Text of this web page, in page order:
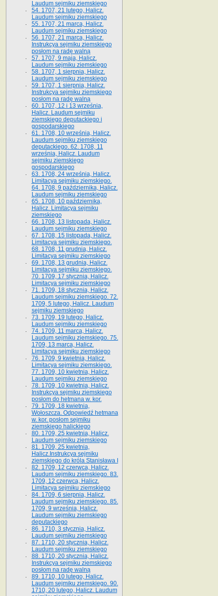
Laudum sejmiku ziemskiego
54. 1707, 21 lutego, Halicz.
Laudum sejmiku ziemskiego
55. 1707, 21 marca, Halicz.
Laudum sejmiku ziemskiego
56. 1707, 21 marca, Halicz.
Instrukcya sejmiku ziemskiego
posłom na radę walną
57. 1707, 9 maja, Halicz.
Laudum sejmiku ziemskiego
58. 1707, 1 sierpnia, Halicz.
Laudum sejmiku ziemskiego
59. 1707, 1 sierpnia, Halicz.
Instrukcya sejmiku ziemskiego
posłom na radę walną
60. 1707, 12 i 13 września,
Halicz. Laudum sejmiku
ziemskiego deputackiego i
gospodarskiego
61. 1708, 10 września, Halicz.
Laudum sejmiku ziemskiego
deputackiego. 62. 1708, 11
września, Halicz. Laudum
sejmiku ziemskiego
gospodarskiego
63. 1708, 24 września, Halicz.
Limitacya sejmiku ziemskiego.
64. 1708, 9 października, Halicz.
Laudum sejmiku ziemskiego
65­. 1708, 10 października,
Halicz. Limitacya sejmiku
ziemskiego
66. 1708, 13 listopada, Halicz.
Laudum sejmiku ziemskiego
67. 1708, 15 listopada, Halicz.
Limitacya sejmiku ziemskiego.
68. 1708, 11 grudnia, Halicz.
Limitacya sejmiku ziemskiego
69. 1708, 13 grudnia, Halicz.
Limitacya sejmiku ziemskiego.
70. 1709, 17 stycznia, Halicz.
Limitacya sejmiku ziemskiego
71. 1709, 18 stycznia, Halicz.
Laudum sejmiku ziemskiego. 72.
1709, 5 lutego, Halicz. Laudum
sejmiku ziemskiego
73. 1709, 19 lutego, Halicz.
Laudum sejmiku ziemskiego
74. 1709, 11 marca, Halicz.
Laudum sejmiku ziemskiego. 75.
1709, 13 marca, Halicz.
Limitacya sejmiku ziemskiego
76. 1709, 9 kwietnia, Halicz.
Limitacya sejmiku ziemskiego.
77. 1709, 10 kwietnia, Halicz.
Laudum sejmiku ziemskiego
78. 1709, 10 kwietnia, Halicz.
Instrukcya sejmiku ziemskiego
posłom do hetmana w. kor.
79. 1709, 18 kwietnia,
Wołoszcza. Odpowiedź hetmana
w. kor. posłom sejmiku
ziemskiego halickiego
80. 1709, 25 kwietnia, Halicz.
Laudum sejmiku ziemskiego
81. 1709, 25 kwietnia,
Halicz.Instrukcya sejmiku
ziemskiego do króla Stanisława I
82. 1709, 12 czerwca, Halicz.
Laudum sejmiku ziemskiego. 83.
1709, 12 czerwca, Halicz.
Limitacya sejmiku ziemskiego
84. 1709, 6 sierpnia, Halicz.
Laudum sejmiku ziemskiego. 85.
1709, 9 września, Halicz.
Laudum sejmiku ziemskiego
deputackiego
86. 1710, 3 stycznia, Halicz.
Laudum sejmiku ziemskiego
87. 1710, 20 stycznia, Halicz.
Laudum sejmiku ziemskiego
88. 1710, 20 stycznia, Halicz.
Instrukcya sejmiku ziemskiego
posłom na radę walną
89. 1710, 10 lutego, Halicz.
Laudum sejmiku ziemskiego. 90.
1710, 20 lutego, Halicz. Laudum